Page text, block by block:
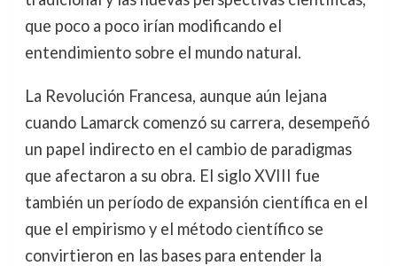
que poco a poco irían modificando el
entendimiento sobre el mundo natural.
La Revolución Francesa, aunque aún lejana
cuando Lamarck comenzó su carrera, desempeñó
un papel indirecto en el cambio de paradigmas
que afectaron a su obra. El siglo XVIII fue
también un período de expansión científica en el
que el empirismo y el método científico se
convirtieron en las bases para entender la